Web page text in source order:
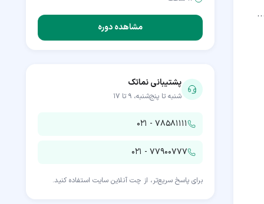
مشاهده دوره
پشتیبانی نماتک
شنبه تا پنج‌شنبه، ۹ تا ۱۷
۰۲۱ - ۷۸۵۸۱۱۱۱
۰۲۱ - ۷۷۹۰۰۷۷۷
برای پاسخ سریع‌تر، از چت آنلاین سایت استفاده کنید.